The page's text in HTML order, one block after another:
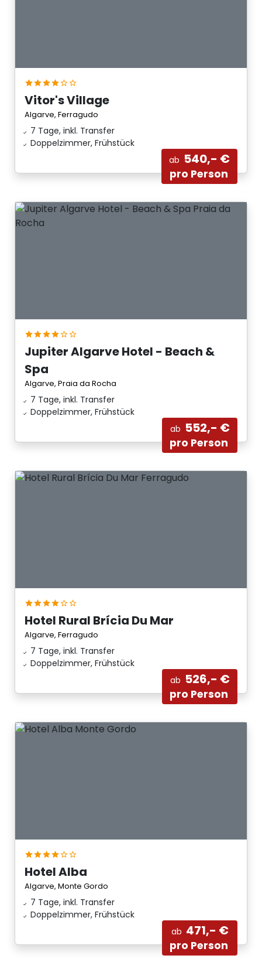
Vitor's Village
Algarve, Ferragudo
7 Tage, inkl. Transfer
Doppelzimmer, Frühstück
ab 540,- €
pro Person
Jupiter Algarve Hotel - Beach &
Spa
Algarve, Praia da Rocha
7 Tage, inkl. Transfer
Doppelzimmer, Frühstück
ab 552,- €
pro Person
Hotel Rural Brícia Du Mar
Algarve, Ferragudo
7 Tage, inkl. Transfer
Doppelzimmer, Frühstück
ab 526,- €
pro Person
Hotel Alba
Algarve, Monte Gordo
7 Tage, inkl. Transfer
Doppelzimmer, Frühstück
ab 471,- €
pro Person